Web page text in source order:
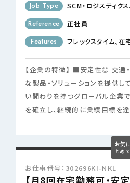
Job Type
SCM・ロジスティクス
Reference
正社員
Features
フレックスタイム 在
【企業の特徴】 ■安定性◎ 交通
な製品・ソリューションを提供し
い関わりを持つグローバル企業
を確立し、継続的に業績目標を
お仕事番号：302696KI-NKL
【月8回在宅勤務可・安